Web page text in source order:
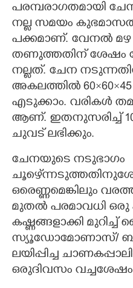
പരമ്പരാഗതമായി
നല്ല സമയം
പക്കമാണ്. വേനൽ മഴ
തണുത്തതിന് ശേഷം
നല്ലത്. ചേന
അകലത്തിൽ
എടുക്കാം. വരികൾ
ആണ്. ഇതനുസരിച്ച് 10
ചുവട് ലഭിക്കും.
ചേനയുടെ നടുഭാഗം
ഒരെണ്ണമെങ്കിലും
മുതൽ പരമാവധി ഒരു
കഷ്ണങ്ങളാക്കി
സ്യൂഡോമോണാസ്/
ലയിപ്പിച്ച
ഒരുദിവസം